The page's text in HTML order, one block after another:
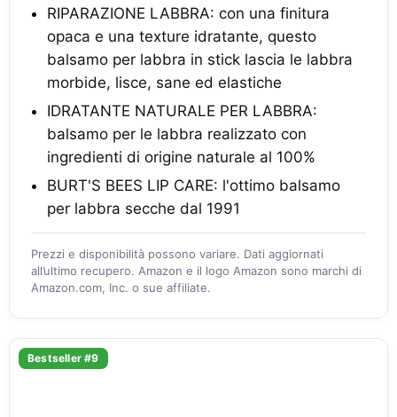
RIPARAZIONE LABBRA: con una finitura
opaca e una texture idratante, questo
balsamo per labbra in stick lascia le labbra
morbide, lisce, sane ed elastiche
IDRATANTE NATURALE PER LABBRA:
balsamo per le labbra realizzato con
ingredienti di origine naturale al 100%
BURT'S BEES LIP CARE: l'ottimo balsamo
per labbra secche dal 1991
Prezzi e disponibilità possono variare. Dati aggiornati
all’ultimo recupero. Amazon e il logo Amazon sono marchi di
Amazon.com, Inc. o sue affiliate.
Bestseller #9